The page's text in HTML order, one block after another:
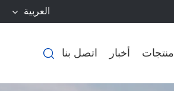
العربية
منتجات أخبار اتصل بنا 